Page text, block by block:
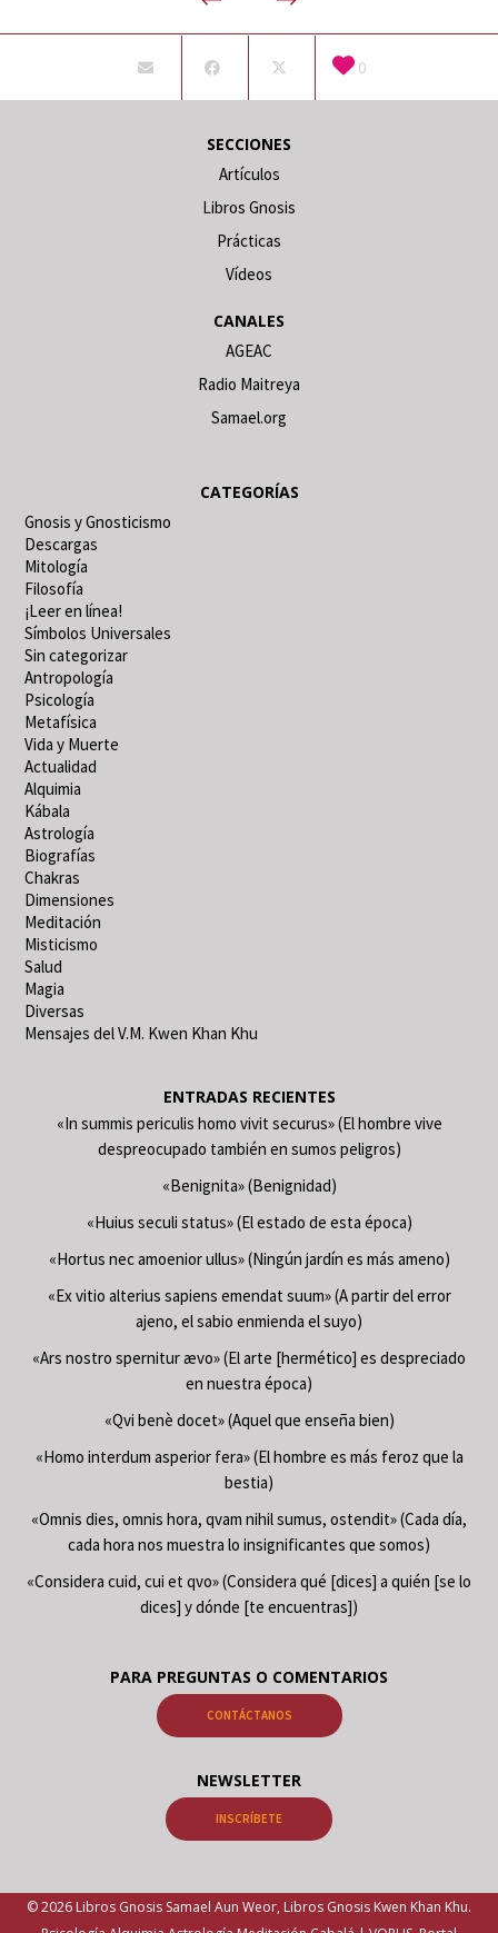
0
SECCIONES
Artículos
Libros Gnosis
Prácticas
Vídeos
CANALES
AGEAC
Radio Maitreya
Samael.org
CATEGORÍAS
Gnosis y Gnosticismo
Descargas
Mitología
Filosofía
¡Leer en línea!
Símbolos Universales
Sin categorizar
Antropología
Psicología
Metafísica
Vida y Muerte
Actualidad
Alquimia
Kábala
Astrología
Biografías
Chakras
Dimensiones
Meditación
Misticismo
Salud
Magia
Diversas
Mensajes del V.M. Kwen Khan Khu
ENTRADAS RECIENTES
«In summis periculis homo vivit securus» (El hombre vive
despreocupado también en sumos peligros)
«Benignita» (Benignidad)
«Huius seculi status» (El estado de esta época)
«Hortus nec amoenior ullus» (Ningún jardín es más ameno)
«Ex vitio alterius sapiens emendat suum» (A partir del error
ajeno, el sabio enmienda el suyo)
«Ars nostro spernitur ævo» (El arte [hermético] es despreciado
en nuestra época)
«Qvi benè docet» (Aquel que enseña bien)
«Homo interdum asperior fera» (El hombre es más feroz que la
bestia)
«Omnis dies, omnis hora, qvam nihil sumus, ostendit» (Cada día,
cada hora nos muestra lo insignificantes que somos)
«Considera cuid, cui et qvo» (Considera qué [dices] a quién [se lo
dices] y dónde [te encuentras])
PARA PREGUNTAS O COMENTARIOS
CONTÁCTANOS
NEWSLETTER
INSCRÍBETE
© 2026 Libros Gnosis Samael Aun Weor, Libros Gnosis Kwen Khan Khu.